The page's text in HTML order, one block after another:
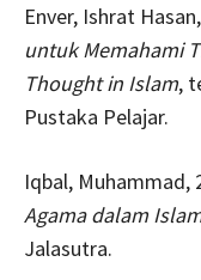
Enver, Ishrat
untuk Memahami
Thought in Islam,
Pustaka Pelajar.
Iqbal, Muhammad,
Agama dalam
Jalasutra.